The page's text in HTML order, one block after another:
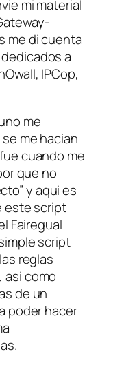
mi material
me di cuenta
a
IPCop,
me
me hacian
cuando me
que no
y aqui es
este script
Fairegual
script
reglas
asi como
de un
poder hacer